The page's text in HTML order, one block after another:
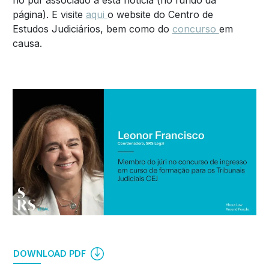
página). E visite aqui o website do Centro de
Estudos Judiciários, bem como do concurso em
causa.
DOWNLOAD PDF